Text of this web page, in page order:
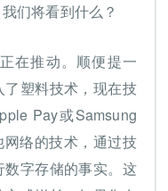
们将看到什么？
在推动。顺便提一
塑料技术，现在技
Pay或Samsung
络的技术，通过技
字存储的事实。这